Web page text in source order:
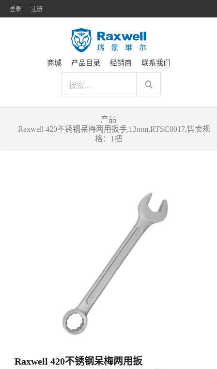
登录 注册
商城 产品目录 经销商 联系我们
产品
Raxwell 420不锈钢呆梅两用扳手,13mm,RTSC0017,售卖规
格：1把
Raxwell 420不锈钢呆梅两用扳